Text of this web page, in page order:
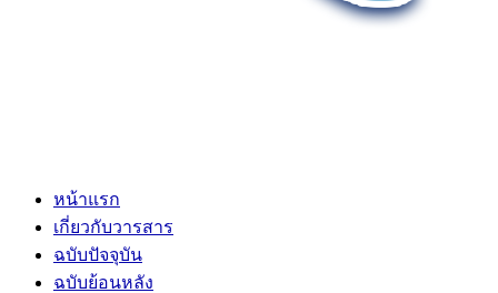
หน้าแรก
เกี่ยวกับวารสาร
ฉบับปัจจุบัน
ฉบับย้อนหลัง